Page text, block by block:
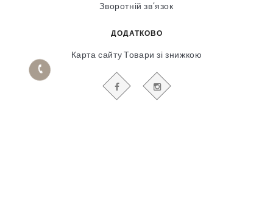
Зворотній зв’язок
ДОДАТКОВО
Карта сайту Товари зі знижкою